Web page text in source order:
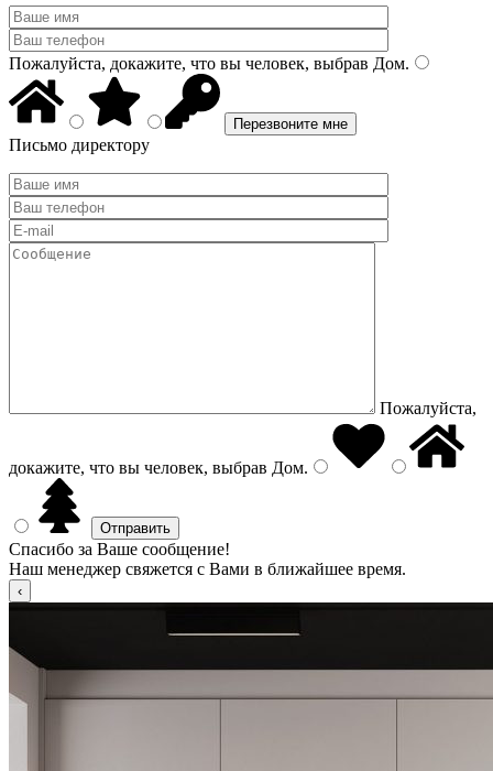
Пожалуйста, докажите, что вы человек, выбрав Дом.
Письмо директору
Пожалуйста,
докажите, что вы человек, выбрав Дом.
Спасибо за Ваше сообщение!
Наш менеджер свяжется с Вами в ближайшее время.